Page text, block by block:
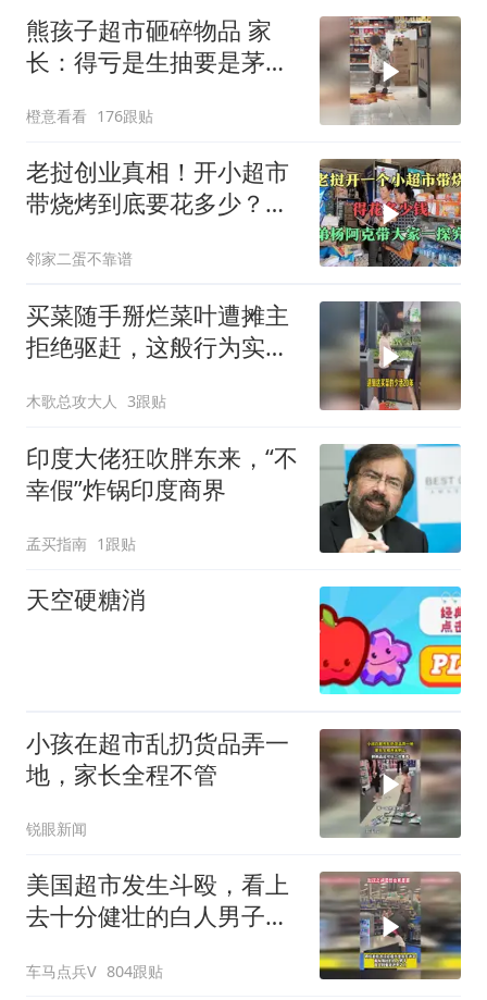
熊孩子超市砸碎物品 家
长：得亏是生抽要是茅台
橙意看看 176跟贴
老挝创业真相！开小超市
带烧烤到底要花多少？三
邻家二蛋不靠谱
买菜随手掰烂菜叶遭摊主
拒绝驱赶，这般行为实在
木歌总攻大人 3跟贴
印度大佬狂吹胖东来，“不
幸假”炸锅印度商界
孟买指南 1跟贴
天空硬糖消
小孩在超市乱扔货品弄一
地，家长全程不管
锐眼新闻
美国超市发生斗殴，看上
去十分健壮的白人男子竟
车马点兵V 804跟贴